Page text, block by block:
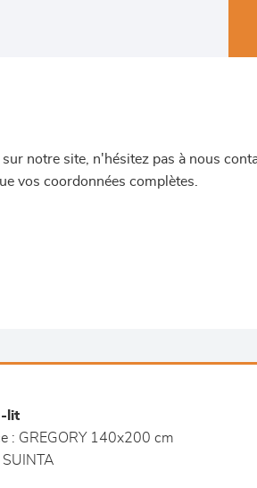
notre site, n'hésitez pas à nous
vos coordonnées complètes.
-lit
: GREGORY 140x200 cm
SUINTA